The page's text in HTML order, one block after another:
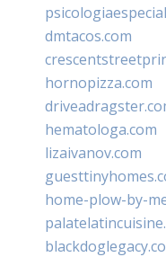
dmtacos.com
hornopizza.com
hematologa.com
lizaivanov.com
home-plow-by-